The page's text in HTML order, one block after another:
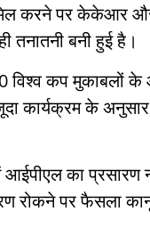
करने पर केकेआर
तनातनी बनी हुई है।
विश्व कप मुकाबलों
कार्यक्रम के
का प्रसारण
रोकने पर फैसला